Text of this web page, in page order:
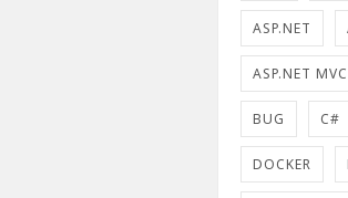
ASP.NET
ASP.NET MVC
BUG C#
DOCKER